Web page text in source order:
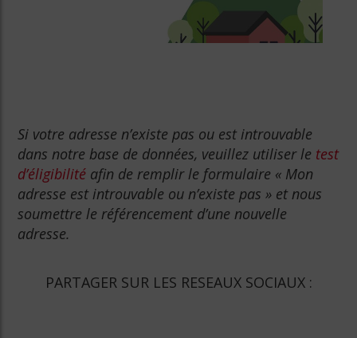
Si votre adresse n’existe pas ou est introuvable
dans notre base de données, veuillez utiliser le test
d’éligibilité afin de remplir le formulaire « Mon
adresse est introuvable ou n’existe pas » et nous
soumettre le référencement d’une nouvelle
adresse.
PARTAGER SUR LES RESEAUX SOCIAUX :